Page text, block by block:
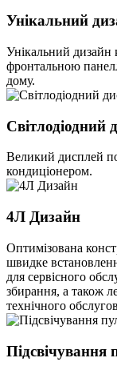
Унікальний
Унікальний дизайн
фронтальною
дому.
Світлодіодний
Великий дисплей
кондиціонером.
4Л Дизайн
Оптимізована
швидке
для сервісного
збирання, а також
технічного
Підсвічування